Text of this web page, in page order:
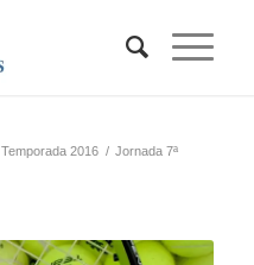
Temporada 2016 / Jornada 7ª